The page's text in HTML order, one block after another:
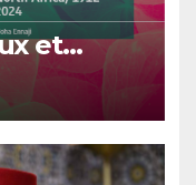
et
Afrique